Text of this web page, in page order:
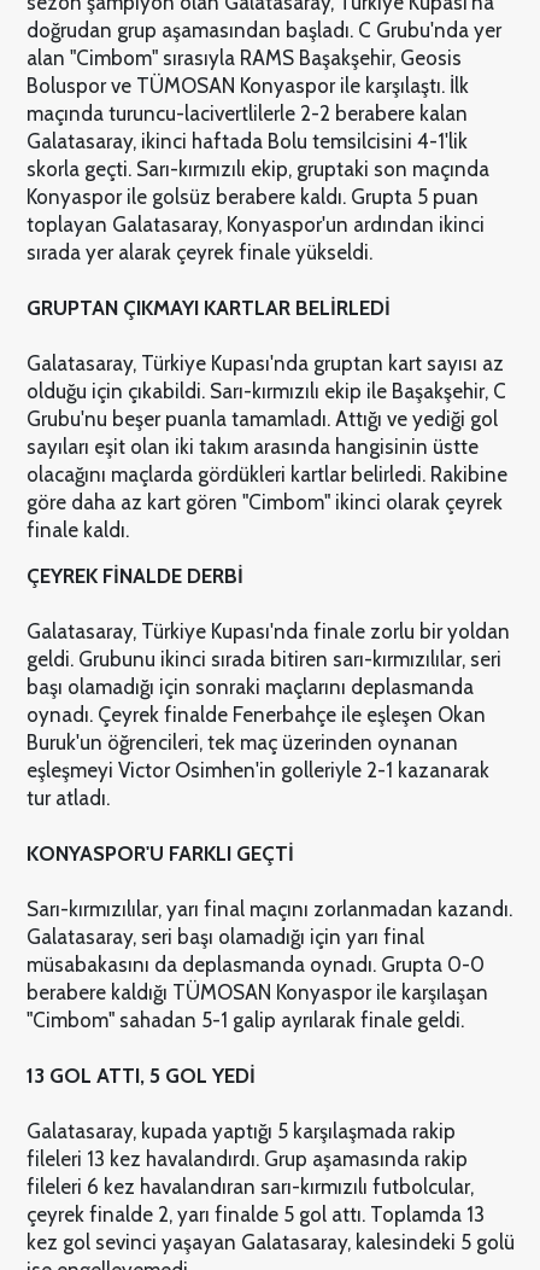
doğrudan grup aşamasından başladı. C Grubu'nda yer
alan "Cimbom" sırasıyla RAMS Başakşehir, Geosis
Boluspor ve TÜMOSAN Konyaspor ile karşılaştı. İlk
maçında turuncu-lacivertlilerle 2-2 berabere kalan
Galatasaray, ikinci haftada Bolu temsilcisini 4-1'lik
skorla geçti. Sarı-kırmızılı ekip, gruptaki son maçında
Konyaspor ile golsüz berabere kaldı. Grupta 5 puan
toplayan Galatasaray, Konyaspor'un ardından ikinci
sırada yer alarak çeyrek finale yükseldi.
GRUPTAN ÇIKMAYI KARTLAR BELİRLEDİ
Galatasaray, Türkiye Kupası'nda gruptan kart sayısı az
olduğu için çıkabildi. Sarı-kırmızılı ekip ile Başakşehir, C
Grubu'nu beşer puanla tamamladı. Attığı ve yediği gol
sayıları eşit olan iki takım arasında hangisinin üstte
olacağını maçlarda gördükleri kartlar belirledi. Rakibine
göre daha az kart gören "Cimbom" ikinci olarak çeyrek
finale kaldı.
ÇEYREK FİNALDE DERBİ
Galatasaray, Türkiye Kupası'nda finale zorlu bir yoldan
geldi. Grubunu ikinci sırada bitiren sarı-kırmızılılar, seri
başı olamadığı için sonraki maçlarını deplasmanda
oynadı. Çeyrek finalde Fenerbahçe ile eşleşen Okan
Buruk'un öğrencileri, tek maç üzerinden oynanan
eşleşmeyi Victor Osimhen'in golleriyle 2-1 kazanarak
tur atladı.
KONYASPOR'U FARKLI GEÇTİ
Sarı-kırmızılılar, yarı final maçını zorlanmadan kazandı.
Galatasaray, seri başı olamadığı için yarı final
müsabakasını da deplasmanda oynadı. Grupta 0-0
berabere kaldığı TÜMOSAN Konyaspor ile karşılaşan
"Cimbom" sahadan 5-1 galip ayrılarak finale geldi.
13 GOL ATTI, 5 GOL YEDİ
Galatasaray, kupada yaptığı 5 karşılaşmada rakip
fileleri 13 kez havalandırdı. Grup aşamasında rakip
fileleri 6 kez havalandıran sarı-kırmızılı futbolcular,
çeyrek finalde 2, yarı finalde 5 gol attı. Toplamda 13
kez gol sevinci yaşayan Galatasaray, kalesindeki 5 golü